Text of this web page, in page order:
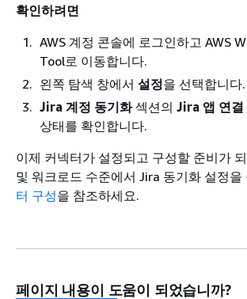
확인하려면
AWS 계정 콘솔에 로그인하고 AWS
Tool로 이동합니다.
왼쪽 탐색 창에서 설정을 선택합니다.
Jira 계정 동기화섹션의 Jira 앱 연결
상태를 확인합니다.
이제 커넥터가 설정되고 구성할 준비가
및 워크로드 수준에서 Jira 동기화 설정을
터 구성을 참조하세요.
페이지 내용이 도움이 되었습니까?